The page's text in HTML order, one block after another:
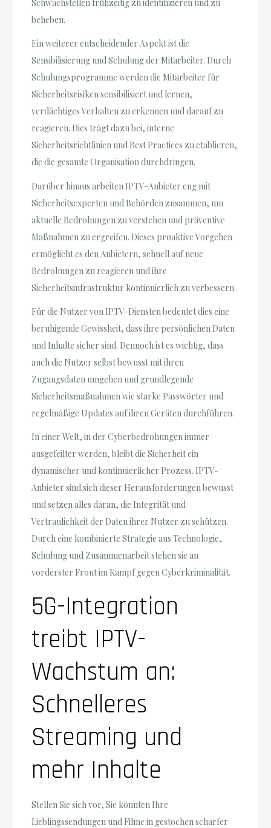
Schwachstellen frühzeitig zu identifizieren und zu
beheben.
Ein weiterer entscheidender Aspekt ist die
Sensibilisierung und Schulung der Mitarbeiter. Durch
Schulungsprogramme werden die Mitarbeiter für
Sicherheitsrisiken sensibilisiert und lernen,
verdächtiges Verhalten zu erkennen und darauf zu
reagieren. Dies trägt dazu bei, interne
Sicherheitsrichtlinien und Best Practices zu etablieren,
die die gesamte Organisation durchdringen.
Darüber hinaus arbeiten IPTV-Anbieter eng mit
Sicherheitsexperten und Behörden zusammen, um
aktuelle Bedrohungen zu verstehen und präventive
Maßnahmen zu ergreifen. Dieses proaktive Vorgehen
ermöglicht es den Anbietern, schnell auf neue
Bedrohungen zu reagieren und ihre
Sicherheitsinfrastruktur kontinuierlich zu verbessern.
Für die Nutzer von IPTV-Diensten bedeutet dies eine
beruhigende Gewissheit, dass ihre persönlichen Daten
und Inhalte sicher sind. Dennoch ist es wichtig, dass
auch die Nutzer selbst bewusst mit ihren
Zugangsdaten umgehen und grundlegende
Sicherheitsmaßnahmen wie starke Passwörter und
regelmäßige Updates auf ihren Geräten durchführen.
In einer Welt, in der Cyberbedrohungen immer
ausgefeilter werden, bleibt die Sicherheit ein
dynamischer und kontinuierlicher Prozess. IPTV-
Anbieter sind sich dieser Herausforderungen bewusst
und setzen alles daran, die Integrität und
Vertraulichkeit der Daten ihrer Nutzer zu schützen.
Durch eine kombinierte Strategie aus Technologie,
Schulung und Zusammenarbeit stehen sie an
vorderster Front im Kampf gegen Cyberkriminalität.
5G-Integration
treibt IPTV-
Wachstum an:
Schnelleres
Streaming und
mehr Inhalte
Stellen Sie sich vor, Sie könnten Ihre
Lieblingssendungen und Filme in gestochen scharfer